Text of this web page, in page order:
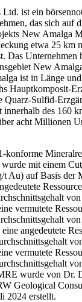
Ltd. ist ein
das sich auf
New Amalga
etwa 25 km
Das Unternehmen
New
ist in Länge
Hauptkomposit-
Quarz-Sulfid-
des 160
acht Millionen
konforme
mit einem
Au) auf Basis der
vermutete
angedeutete
vermutete
wurde von Dr.
Geological
2024 erstellt.